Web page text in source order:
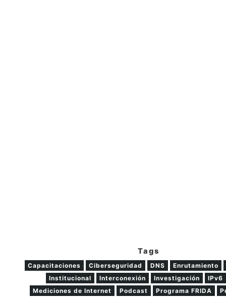
Tags
Capacitaciones Ciberseguridad DNS
Enrutamiento
Institucional
Interconexión Investigación
IPv6
Mediciones de Internet
Podcast Programa FRIDA